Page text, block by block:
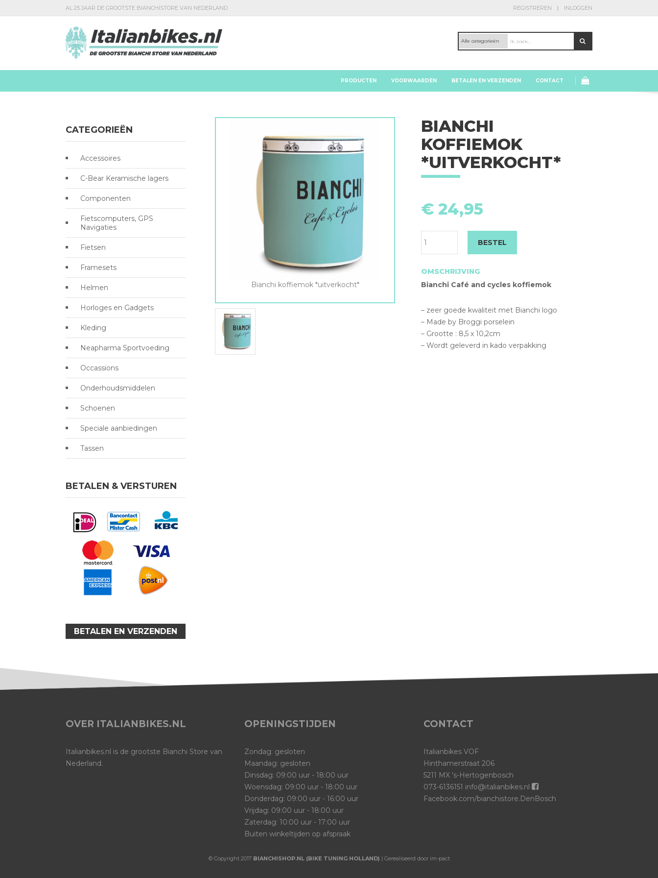
AL 25 JAAR DE GROOTSTE BIANCHISTORE VAN NEDERLAND REGISTREREN INLOGGEN
PRODUCTEN VOORWAARDEN BETALEN EN VERZENDEN CONTACT
Bianchi koffiemok *uitverkocht*
BIANCHI
KOFFIEMOK
*UITVERKOCHT*
€ 24,95
BESTEL
OMSCHRIJVING
Bianchi Café and cycles koffiemok
– zeer goede kwaliteit met Bianchi logo
– Made by Broggi porselein
– Grootte : 8,5 x 10,2cm
– Wordt geleverd in kado verpakking
CATEGORIEËN
Accessoires
C-Bear Keramische lagers
Componenten
Fietscomputers, GPS
Navigaties
Fietsen
Framesets
Helmen
Horloges en Gadgets
Kleding
Neapharma Sportvoeding
Occassions
Onderhoudsmiddelen
Schoenen
Speciale aanbiedingen
Tassen
BETALEN & VERSTUREN
BETALEN EN VERZENDEN
OVER ITALIANBIKES.NL
Italianbikes.nl is de grootste Bianchi Store van
Nederland.
OPENINGSTIJDEN
Zondag: gesloten
Maandag: gesloten
Dinsdag: 09:00 uur - 18:00 uur
Woensdag: 09:00 uur - 18:00 uur
Donderdag: 09:00 uur - 16:00 uur
Vrijdag: 09:00 uur - 18:00 uur
Zaterdag: 10:00 uur - 17:00 uur
Buiten winkeltijden op afspraak
CONTACT
Italianbikes VOF
Hinthamerstraat 206
5211 MX 's-Hertogenbosch
073-6136151 info@italianbikes.nl
Facebook.com/bianchistore.DenBosch
© Copyright 2017 BIANCHISHOP.NL (BIKE TUNING HOLLAND) | Gerealiseerd door im-pact